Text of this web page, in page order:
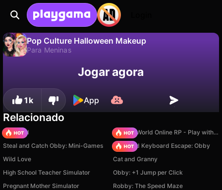
Pop Culture Halloween Makeup
Para Meninas
Salve o progresso!Jogar agora
1k App
Relacionado
TB World
Sprunki World Online RP - Play with Friends!
Steal and Catch Obby: Mini-Games
+1 Speed Keyboard Escape: Obby
Wild Love
Cat and Granny
High School Teacher Simulator
Obby: +1 Jump per Click
Pregnant Mother Simulator
Robby: The Speed Maze